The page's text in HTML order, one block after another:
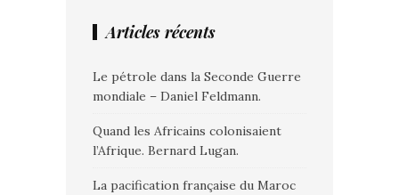
Articles récents
Le pétrole dans la Seconde Guerre
mondiale – Daniel Feldmann.
Quand les Africains colonisaient
l’Afrique. Bernard Lugan.
La pacification française du Maroc